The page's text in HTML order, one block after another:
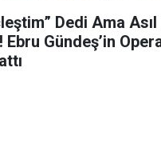
Dedi Ama
Gündeş’in